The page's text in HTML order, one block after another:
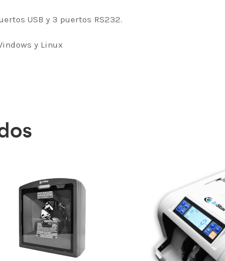
USB y 3 puertos RS232.
y Linux